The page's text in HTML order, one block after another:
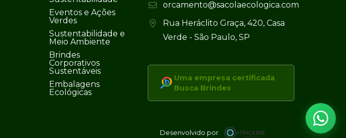
Eventos e Ações
Verdes
Sustentabilidade e
Meio Ambiente
Brindes
Corporativos
Sustentáveis
Embalagens
Ecológicas
orcamento@sacolaecologica.com
Rua Heráclito Graça, 420, Casa
Verde - São Paulo, SP
Uma empresa certificada
Busca Brindes
Desenvolvido por